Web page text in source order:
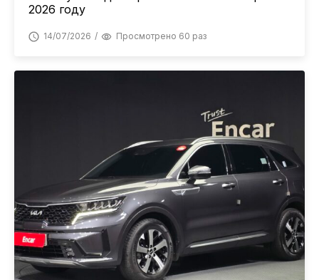
2026 году
14/07/2026 Просмотрено 60 раз